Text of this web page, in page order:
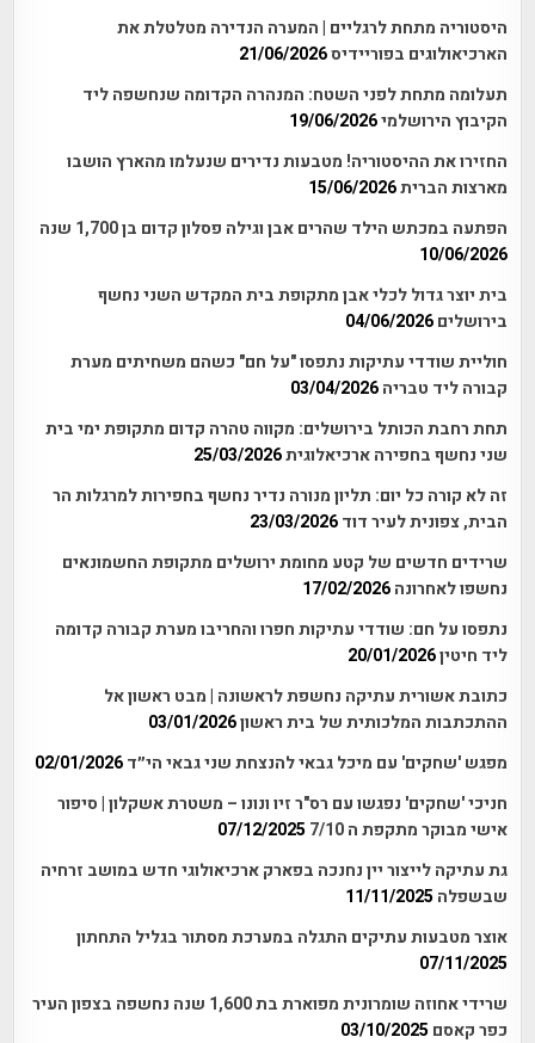
היסטוריה מתחת לרגליים | המערה הנדירה מטלטלת את
הארכיאולוגים בפוריידיס21/06/2026
תעלומה מתחת לפני השטח: המנהרה הקדומה שנחשפה ליד
הקיבוץ הירושלמי19/06/2026
החזירו את ההיסטוריה! מטבעות נדירים שנעלמו מהארץ הושבו
מארצות הברית15/06/2026
הפתעה במכתש הילד שהרים אבן וגילה פסלון קדום בן 1,700 שנה
10/06/2026
בית יוצר גדול לכלי אבן מתקופת בית המקדש השני נחשף
בירושלים 04/06/2026
חוליית שודדי עתיקות נתפסו "על חם" כשהם משחיתים מערת
קבורה ליד טבריה 03/04/2026
תחת רחבת הכותל בירושלים: מקווה טהרה קדום מתקופת ימי בית
שני נחשף בחפירה ארכיאלוגית25/03/2026
זה לא קורה כל יום: תליון מנורה נדיר נחשף בחפירות למרגלות הר
הבית, צפונית לעיר דוד 23/03/2026
שרידים חדשים של קטע מחומת ירושלים מתקופת החשמונאים
נחשפו לאחרונה 17/02/2026
נתפסו על חם: שודדי עתיקות חפרו והחריבו מערת קבורה קדומה
ליד חיטין20/01/2026
כתובת אשורית עתיקה נחשפת לראשונה | מבט ראשון אל
ההתכתבות המלכותית של בית ראשון03/01/2026
מפגש 'שחקים' עם מיכל גבאי להנצחת שני גבאי הי״ד 02/01/2026
חניכי 'שחקים' נפגשו עם רס"ר זיו ונונו – משטרת אשקלון | סיפור
אישי מבוקר מתקפת ה 7/10
07/12/2025
גת עתיקה לייצור יין נחנכה בפארק ארכיאולוגי חדש במושב זרחיה
שבשפלה 11/11/2025
אוצר מטבעות עתיקים התגלה במערכת מסתור בגליל התחתון
07/11/2025
שרידי אחוזה שומרונית מפוארת בת 1,600 שנה נחשפה בצפון העיר
כפר קאסם 03/10/2025